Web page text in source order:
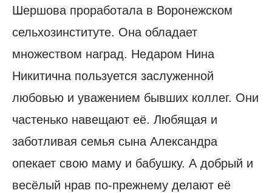
Шершова проработала в Воронежском
сельхозинституте. Она обладает
множеством наград. Недаром Нина
Никитична пользуется заслуженной
любовью и уважением бывших коллег. Они
частенько навещают её. Любящая и
заботливая семья сына Александра
опекает свою маму и бабушку. А добрый и
весёлый нрав по-прежнему делают её